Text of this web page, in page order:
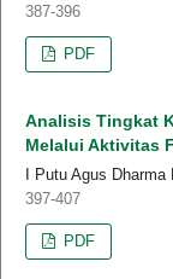
387-396
PDF
Analisis Tingkat
Melalui Aktivitas
I Putu Agus Dharma
397-407
PDF